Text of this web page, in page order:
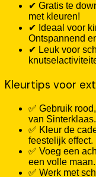
✔ Gratis te
met kleuren!
✔ Ideaal voor
Ontspannend
✔ Leuk voor
Kleurtips voor
✅ Gebruik
van Sinterklaas.
✅ Kleur de
feestelijk effect.
✅ Voeg een
een volle
✅ Werk met